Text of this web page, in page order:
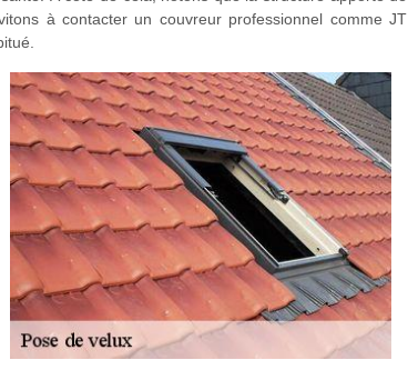
à contacter un couvreur professionnel comme JT